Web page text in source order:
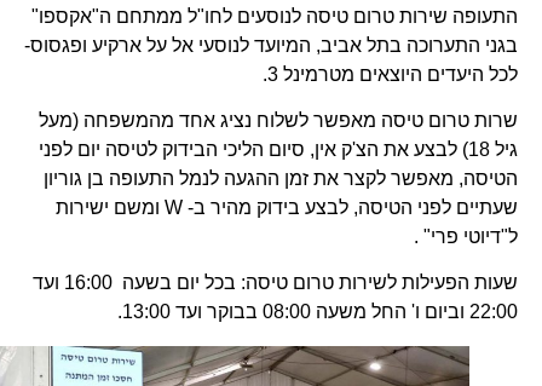
התעופה שירות טרום טיסה לנוסעים לחו"ל ממתחם ה"אקספו"
בגני התערוכה בתל אביב, המיועד לנוסעי אל על ארקיע ופגסוס-
לכל היעדים היוצאים מטרמינל 3.
שרות טרום טיסה מאפשר לשלוח נציג אחד מהמשפחה (מעל
גיל 18) לבצע את הצ'ק אין, סיום הליכי הבידוק לטיסה יום לפני
הטיסה, מאפשר לקצר את זמן ההגעה לנמל התעופה בן גוריון
שעתיים לפני הטיסה, לבצע בידוק מהיר ב- W ומשם ישירות
ל"דיוטי פרי" .
שעות הפעילות לשירות טרום טיסה: בכל יום בשעה 16:00 ועד
22:00 וביום ו' החל משעה 08:00 בבוקר ועד 13:00.